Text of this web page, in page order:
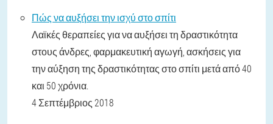
Πώς να αυξήσει την ισχύ στο σπίτι
Λαϊκές θεραπείες για να αυξήσει τη δραστικότητα
στους άνδρες, φαρμακευτική αγωγή, ασκήσεις για
την αύξηση της δραστικότητας στο σπίτι μετά από 40
και 50 χρόνια.
4 Σεπτέμβριος 2018